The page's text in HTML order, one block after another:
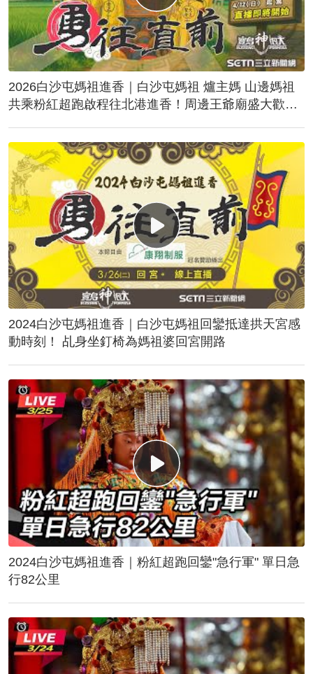
2026白沙屯媽祖進香｜白沙屯媽祖 爐主媽 山邊媽祖
共乘粉紅超跑啟程往北港進香！周邊王爺廟盛大歡
2024白沙屯媽祖進香｜白沙屯媽祖回鑾抵達拱天宮感
動時刻！ 乩身坐釘椅為媽祖婆回宮開路
2024白沙屯媽祖進香｜粉紅超跑回鑾"急行軍" 單日急
行82公里